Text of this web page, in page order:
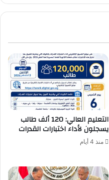
التعليم العالي: 120 ألف طالب
يسجلون لأداء اختبارات القدرات
منذ 4 أيام